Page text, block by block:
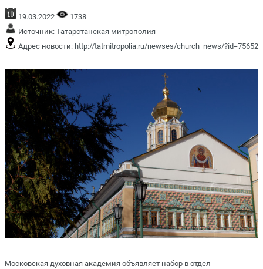
19.03.2022
1738
Источник: Татарстанская митрополия
Адрес новости: http://tatmitropolia.ru/newses/church_news/?id=75652
Московская духовная академия объявляет набор в отдел